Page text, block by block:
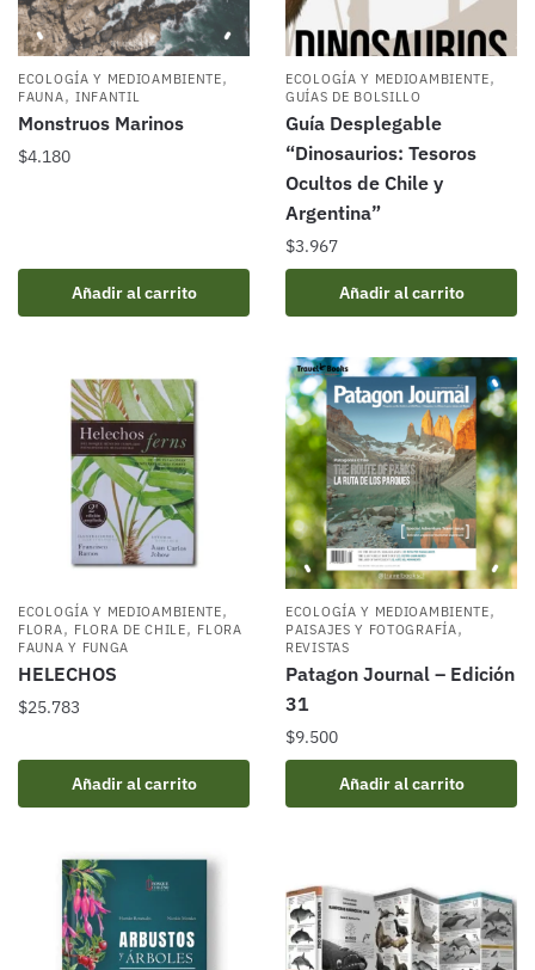
ECOLOGÍA Y MEDIOAMBIENTE,
FAUNA, INFANTIL
Monstruos Marinos
$4.180
Añadir al carrito
ECOLOGÍA Y MEDIOAMBIENTE,
GUÍAS DE BOLSILLO
Guía Desplegable
“Dinosaurios: Tesoros
Ocultos de Chile y
Argentina”
$3.967
Añadir al carrito
ECOLOGÍA Y MEDIOAMBIENTE,
FLORA, FLORA DE CHILE, FLORA
FAUNA Y FUNGA
HELECHOS
$25.783
Añadir al carrito
ECOLOGÍA Y MEDIOAMBIENTE,
PAISAJES Y FOTOGRAFÍA,
REVISTAS
Patagon Journal – Edición
31
$9.500
Añadir al carrito